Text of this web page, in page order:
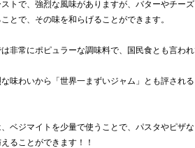
トで、強烈な風味がありますが、バターやチー
とで、その味を和らげることができます。
非常にポピュラーな調味料で、国民食とも言わ
味わいから「世界一まずいジャム」とも評され
ベジマイトを少量で使うことで、パスタやピザ
ることができます！！